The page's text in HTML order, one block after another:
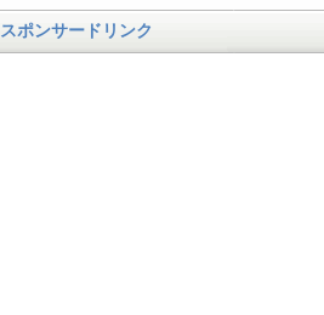
スポンサードリンク